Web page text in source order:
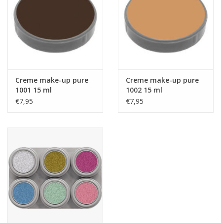
Creme make-up pure
1001 15 ml
€7,95
Creme make-up pure
1002 15 ml
€7,95